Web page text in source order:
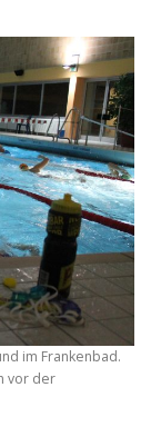
im Frankenbad.
vor der